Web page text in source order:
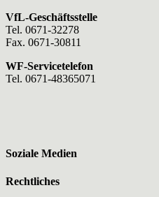
VfL-Geschäftsstelle
Tel. 0671-32278
Fax. 0671-30811
WF-Servicetelefon
Tel. 0671-48365071
Soziale Medien
Rechtliches